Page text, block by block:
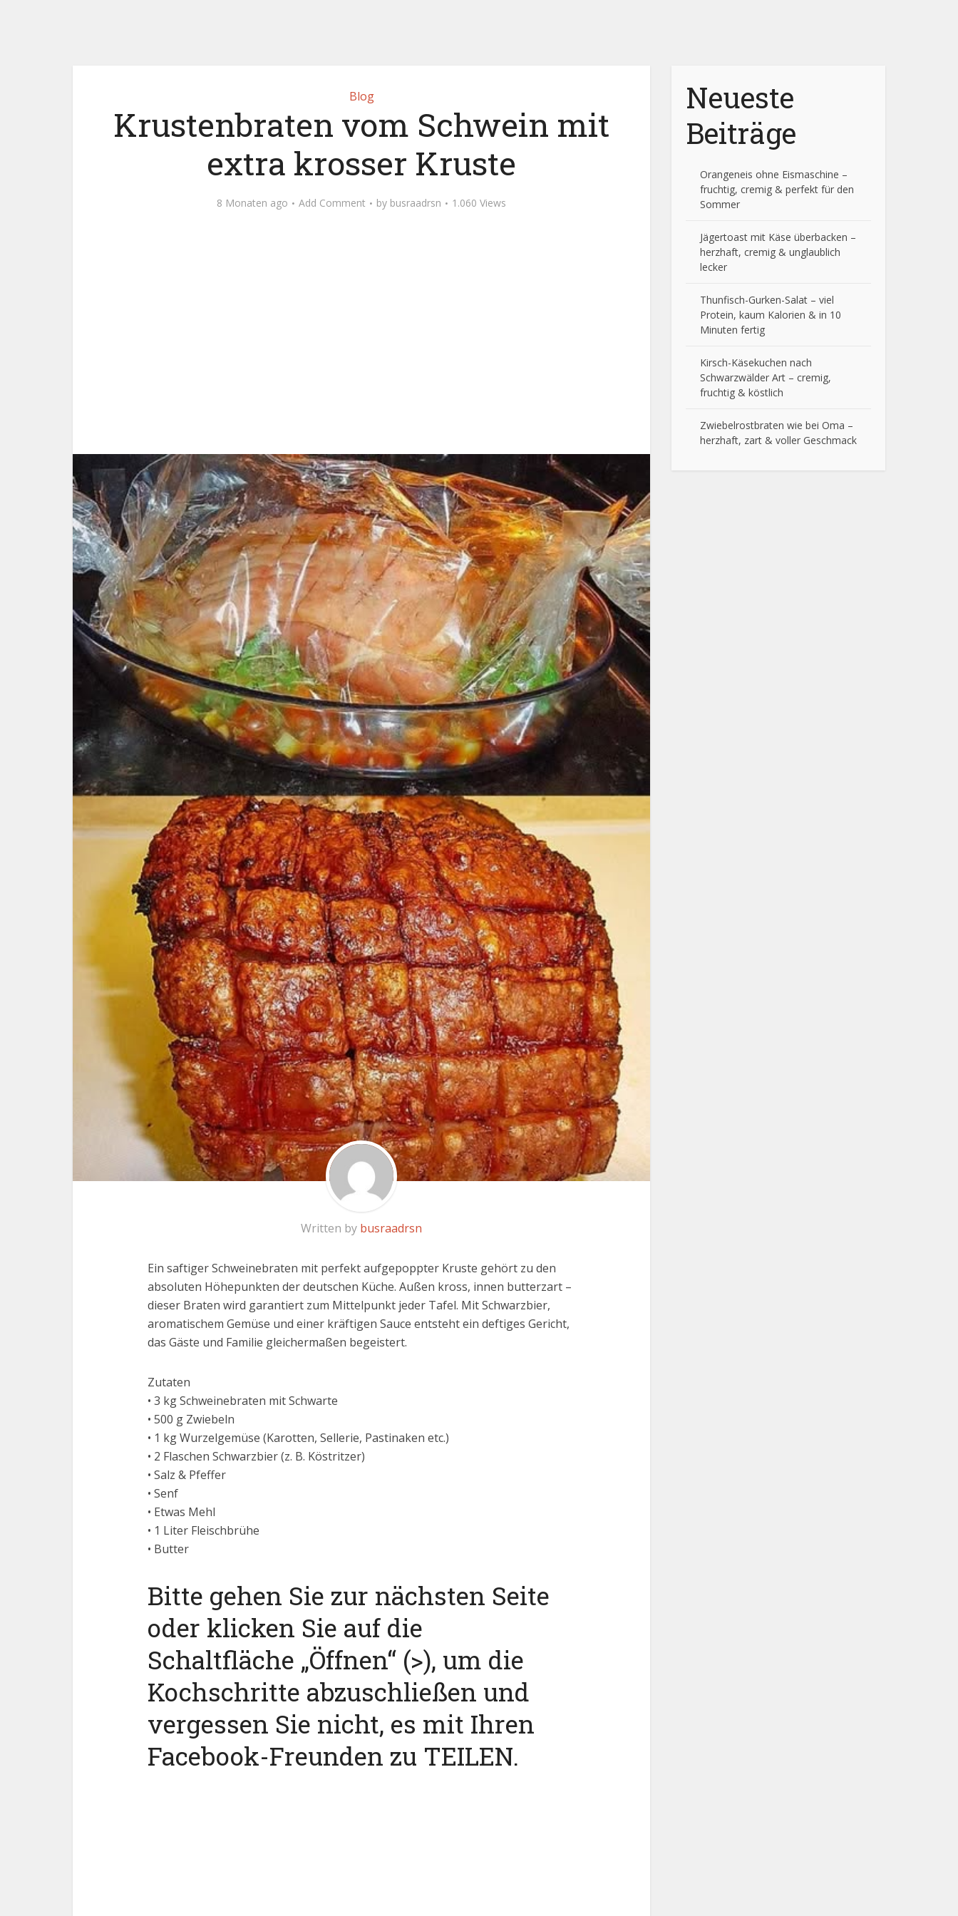
Blog
Krustenbraten vom Schwein mit
extra krosser Kruste
8 Monaten ago Add Comment by busraadrsn 1.060 Views
Written by busraadrsn
Ein saftiger Schweinebraten mit perfekt aufgepoppter Kruste gehört zu den
absoluten Höhepunkten der deutschen Küche. Außen kross, innen butterzart –
dieser Braten wird garantiert zum Mittelpunkt jeder Tafel. Mit Schwarzbier,
aromatischem Gemüse und einer kräftigen Sauce entsteht ein deftiges Gericht,
das Gäste und Familie gleichermaßen begeistert.
Zutaten
• 3 kg Schweinebraten mit Schwarte
• 500 g Zwiebeln
• 1 kg Wurzelgemüse (Karotten, Sellerie, Pastinaken etc.)
• 2 Flaschen Schwarzbier (z. B. Köstritzer)
• Salz & Pfeffer
• Senf
• Etwas Mehl
• 1 Liter Fleischbrühe
• Butter
Bitte gehen Sie zur nächsten Seite
oder klicken Sie auf die
Schaltfläche „Öffnen“ (>), um die
Kochschritte abzuschließen und
vergessen Sie nicht, es mit Ihren
Facebook-Freunden zu TEILEN.
Neueste
Beiträge
Orangeneis ohne Eismaschine –
fruchtig, cremig & perfekt für den
Sommer
Jägertoast mit Käse überbacken –
herzhaft, cremig & unglaublich
lecker
Thunfisch-Gurken-Salat – viel
Protein, kaum Kalorien & in 10
Minuten fertig
Kirsch-Käsekuchen nach
Schwarzwälder Art – cremig,
fruchtig & köstlich
Zwiebelrostbraten wie bei Oma –
herzhaft, zart & voller Geschmack